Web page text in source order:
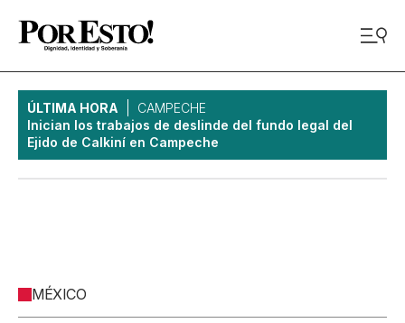
ÚLTIMA HORA
CAMPECHE
Inician los trabajos de deslinde del fundo legal del
Ejido de Calkiní en Campeche
MÉXICO